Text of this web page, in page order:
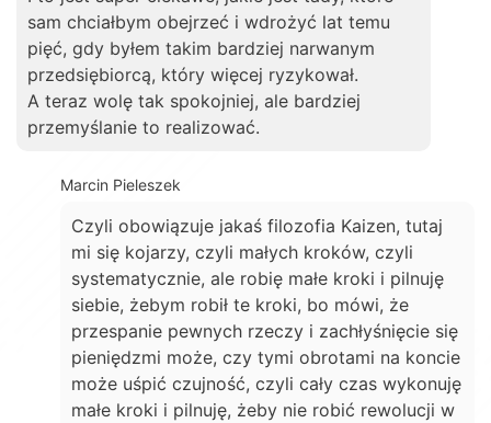
sam chciałbym obejrzeć i wdrożyć lat temu
pięć, gdy byłem takim bardziej narwanym
przedsiębiorcą, który więcej ryzykował.
A teraz wolę tak spokojniej, ale bardziej
przemyślanie to realizować.
Marcin Pieleszek
Czyli obowiązuje jakaś filozofia Kaizen, tutaj
mi się kojarzy, czyli małych kroków, czyli
systematycznie, ale robię małe kroki i pilnuję
siebie, żebym robił te kroki, bo mówi, że
przespanie pewnych rzeczy i zachłyśnięcie się
pieniędzmi może, czy tymi obrotami na koncie
może uśpić czujność, czyli cały czas wykonuję
małe kroki i pilnuję, żeby nie robić rewolucji w